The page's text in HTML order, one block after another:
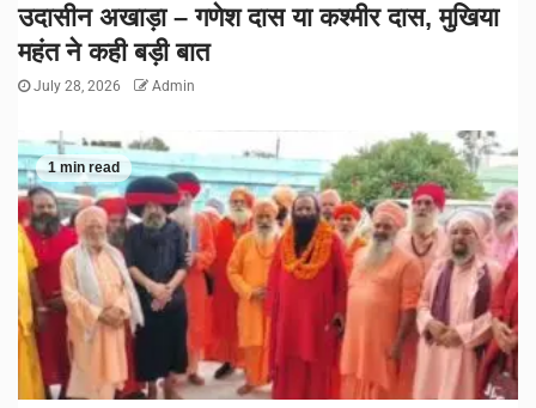
उदासीन अखाड़ा – गणेश दास या कश्मीर दास, मुखिया
महंत ने कही बड़ी बात
July 28, 2026 Admin
1 min read